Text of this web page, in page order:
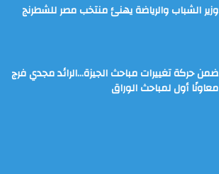
وزير الشباب والرياضة يهنئ منتخب مصر للشطرنج
ضمن حركة تغييرات مباحث الجيزة…الرائد مجدي فرج
معاونًا أول لمباحث الوراق